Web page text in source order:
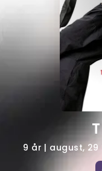
9 år | august, 29